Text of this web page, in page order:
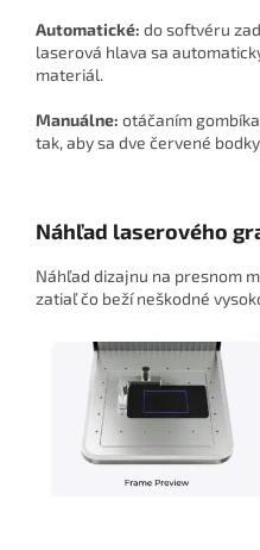
Automatické: do softvéru
laserová hlava sa
materiál.
Manuálne: otáčaním
tak, aby sa dve červené
Náhľad laserového
Náhľad dizajnu na presnom
zatiaľ čo beží neškodné